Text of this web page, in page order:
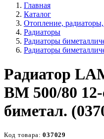
Главная
Каталог
Отопление,
Радиаторы
Радиаторы
Радиаторы
Радиатор
BM 500/80
биметал.
Код товара:037029